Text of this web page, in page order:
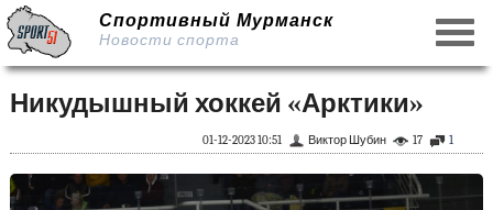
Спортивный Мурманск
Новости спорта
Никудышный хоккей «Арктики»
1
17
Виктор Шубин
01-12-2023 10:51